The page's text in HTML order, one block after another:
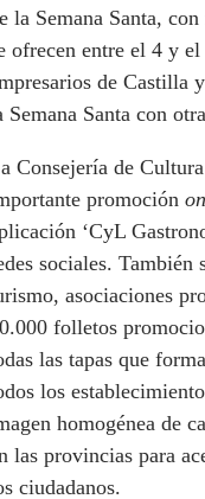
la Semana Santa,
ofrecen entre el 4 y
de Castilla
Semana Santa con
Consejería de
promoción
‘CyL
sociales.
asociaciones
folletos
las tapas que
los
homogénea de
las provincias para
ciudadanos.